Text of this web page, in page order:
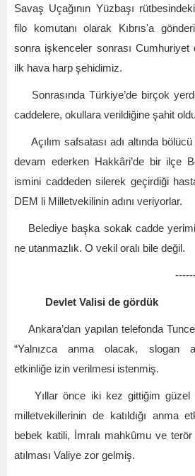
Savaş Uçağının Yüzbaşı
filo komutanı olarak Kıbrıs'a
sonra işkenceler sonrası Cumhuriyet
ilk hava harp şehidimiz.
Sonrasında Türkiye’de birçok
caddelere, okullara verildiğine şahit
Açılım safsatası adı altında
devam ederken Hakkâri’de bir ilçe
ismini caddeden silerek geçirdiği
DEM li Milletvekilinin adını veriyorlar.
Belediye başka sokak cadde yerimi
ne utanmazlık. O vekil oralı bile değil.
Devlet Valisi de gördük
Ankara’dan yapılan telefonda
“Yalnızca anma olacak, slogan
etkinliğe izin verilmesi istenmiş.
Yıllar önce iki kez gittiğim güzel
milletvekillerinin de katıldığı anma
bebek katili, İmralı mahkûmu ve
atılması Valiye zor gelmiş.